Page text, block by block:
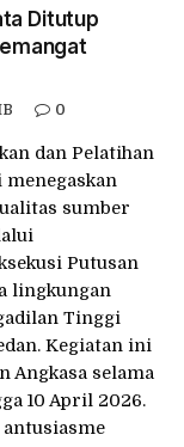
Ditutup
0
dan Pelatihan
menegaskan
sumber
Putusan
lingkungan
Tinggi
Kegiatan ini
Angkasa selama
10 April 2026.